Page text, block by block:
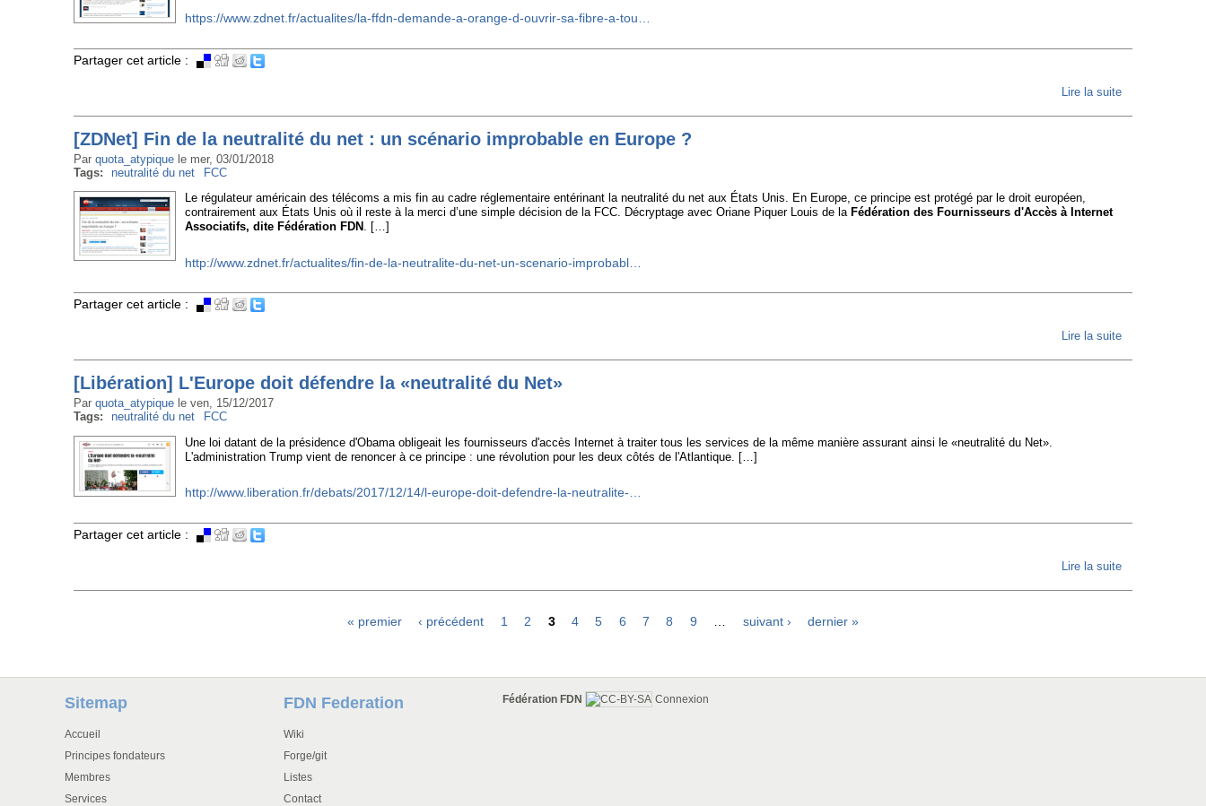
https://www.zdnet.fr/actualites/la-ffdn-demande-a-orange-d-ouvrir-sa-fibre-a-tou…
Partager cet article :
Lire la suite
[ZDNet]
[ZDNet] Fin de la neutralité du net : un scénario improbable en Europe ?
Par quota_atypique le mer, 03/01/2018
Tags:
neutralité du net
FCC
Le régulateur américain des télécoms a mis fin au cadre réglementaire entérinant la neutralité du net aux États Unis. En Europe, ce principe est protégé par le droit européen,
contrairement aux États Unis où il reste à la merci d’une simple décision de la FCC. Décryptage avec Oriane Piquer Louis de laFédération des Fournisseurs d'Accès à Internet
Associatifs, dite Fédération FDN . […]
http://www.zdnet.fr/actualites/fin-de-la-neutralite-du-net-un-scenario-improbabl…
Partager cet article :
Lire la suite
Fin de la
[Libération] L'Europe doit défendre la «neutralité du Net»
Par quota_atypique le ven, 15/12/2017
Tags:
neutralité du net
FCC
Une loi datant de la présidence d'Obama obligeait les fournisseurs d'accès Internet à traiter tous les services de la même manière assurant ainsi le «neutralité du Net».
L'administration Trump vient de renoncer à ce principe : une révolution pour les deux côtés de l'Atlantique. […]
http://www.liberation.fr/debats/2017/12/14/l-europe-doit-defendre-la-neutralite-…
Partager cet article :
Lire la suite
[Libération]
«neutralité
« premier ‹ précédent 1 2 3 4 5 6 7 8 9 suivant › dernier »
Sitemap
Accueil
Principes fondateurs
Membres
Services
FDN Federation
Wiki
Forge/git
Listes
Contact
Fédération FDN Connexion